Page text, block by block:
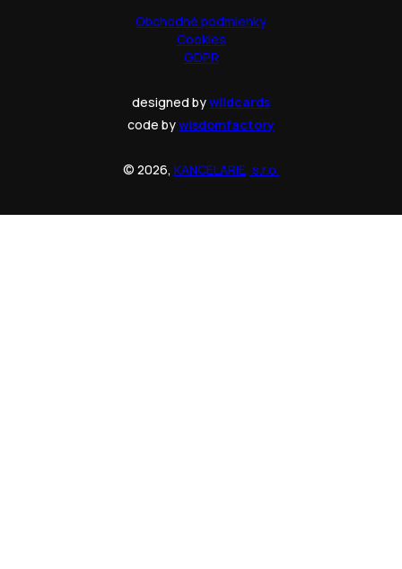
Obchodné podmienky
Cookies
GDPR
designed bywildcards
code bywisdomfactory
© 2026, KANCELARIE, s.r.o.